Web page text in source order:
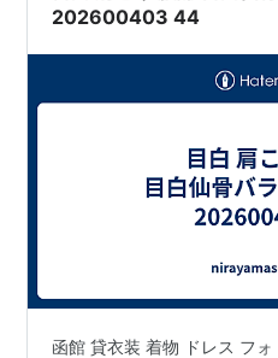
202600403 44
函館 貸衣装 着物 ドレス フ